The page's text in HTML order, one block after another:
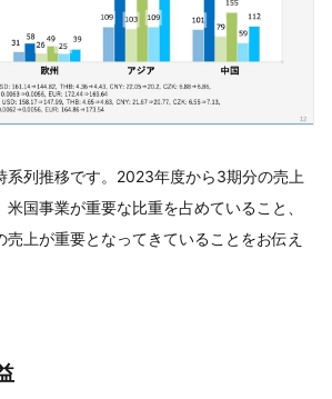
系列推移です。2023年度から3期分の売上
国事業が重要な比重を占めていること、
上が重要となってきていることをお伝え